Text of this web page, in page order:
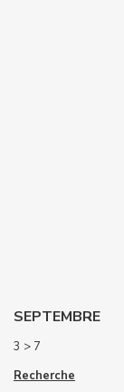
SEPTEMBRE
3 > 7
Recherche